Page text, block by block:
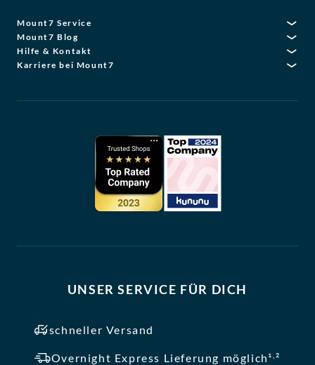
Mount7 Service
Mount7 Blog
Hilfe & Kontakt
Karriere bei Mount7
UNSER SERVICE FÜR DICH
schneller Versand
Overnight Express Lieferung möglich¹ ,²